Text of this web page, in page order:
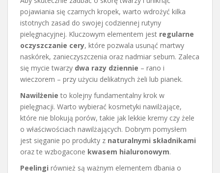
pojawiania się czarnych kropek, warto wdrożyć kilka
istotnych zasad do swojej codziennej rutyny
pielęgnacyjnej. Kluczowym elementem jest regularne
oczyszczanie cery, które pozwala usunąć martwy
naskórek, zanieczyszczenia oraz nadmiar sebum. Zaleca
się mycie twarzy dwa razy dziennie – rano i
wieczorem – przy użyciu delikatnych żeli lub pianek.
Nawilżenie to kolejny fundamentalny krok w
pielęgnacji. Warto wybierać kosmetyki nawilżające,
które nie blokują porów, takie jak lekkie kremy czy żele
o właściwościach nawilżających. Dobrym pomysłem
jest sięganie po produkty z naturalnymi składnikami
oraz te wzbogacone kwasem hialuronowym.
Peelingi również są ważnym elementem dbania o